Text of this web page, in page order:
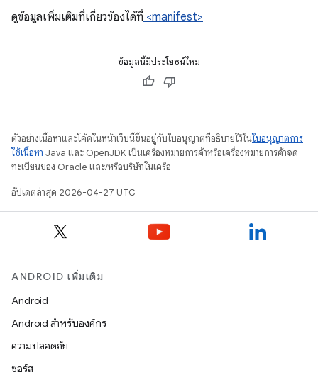
ดูข้อมูลเพิ่มเติมที่เกี่ยวข้องได้ที่ <manifest>
ข้อมูลนี้มีประโยชน์ไหม
ตัวอย่างเนื้อหาและโค้ดในหน้าเว็บนี้ขึ้นอยู่กับใบอนุญาตที่อธิบายไว้ในใบอนุญาตการ
ใช้เนื้อหา Java และ OpenJDK เป็นเครื่องหมายการค้าหรือเครื่องหมายการค้าจด
ทะเบียนของ Oracle และ/หรือบริษัทในเครือ
อัปเดตล่าสุด 2026-04-27 UTC
ANDROID เพิ่มเติม
Android
Android สำหรับองค์กร
ความปลอดภัย
ซอร์ส